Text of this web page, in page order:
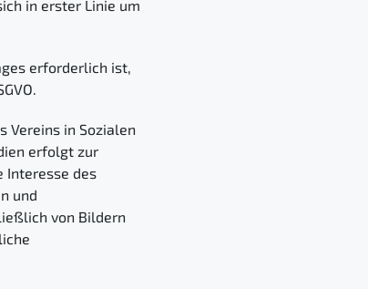
in erster Linie um
erforderlich ist,
Vereins in Sozialen
erfolgt zur
Interesse des
und
von Bildern